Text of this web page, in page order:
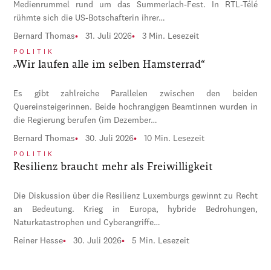
Medienrummel rund um das Summerlach-Fest. In RTL-Télé
rühmte sich die US-Botschafterin ihrer…
Bernard Thomas 31. Juli 2026 3 Min. Lesezeit
POLITIK
„Wir laufen alle im selben Hamsterrad“
Es gibt zahlreiche Parallelen zwischen den beiden
Quereinsteigerinnen. Beide hochrangigen Beamtinnen wurden in
die Regierung berufen (im Dezember…
Bernard Thomas 30. Juli 2026 10 Min. Lesezeit
POLITIK
Resilienz braucht mehr als Freiwilligkeit
Die Diskussion über die Resilienz Luxemburgs gewinnt zu Recht
an Bedeutung. Krieg in Europa, hybride Bedrohungen,
Naturkatastrophen und Cyberangriffe…
Reiner Hesse 30. Juli 2026 5 Min. Lesezeit